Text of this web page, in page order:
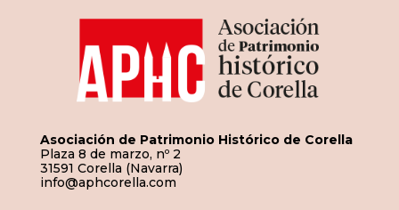
Asociación de Patrimonio Histórico de Corella
Plaza 8 de marzo, nº 2
31591 Corella (Navarra)
info@aphcorella.com